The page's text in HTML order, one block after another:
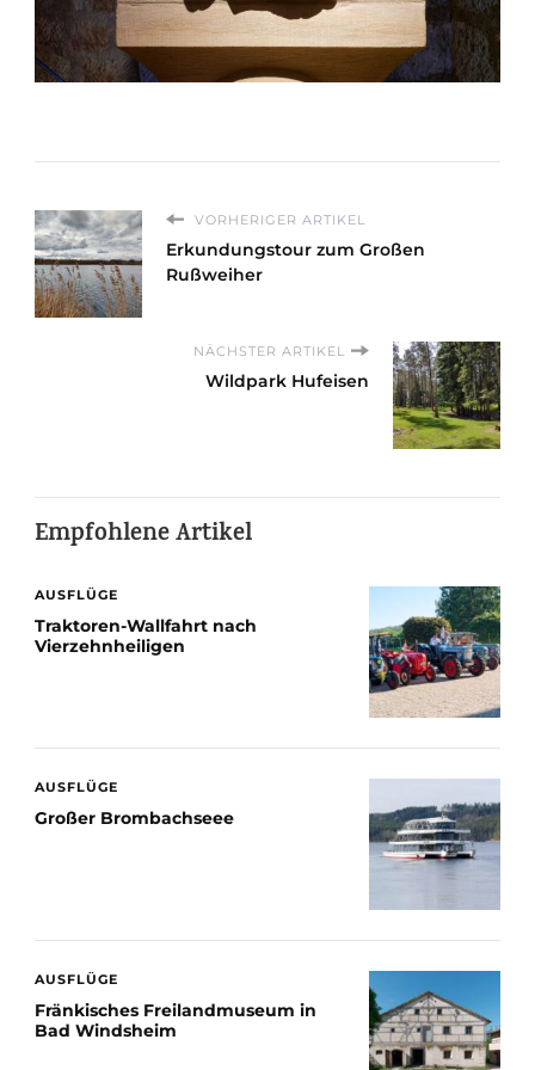
VORHERIGER ARTIKEL
Erkundungstour zum Großen
Rußweiher
NÄCHSTER ARTIKEL
Wildpark Hufeisen
Empfohlene Artikel
AUSFLÜGE
Traktoren-Wallfahrt nach
Vierzehnheiligen
AUSFLÜGE
Großer Brombachseee
AUSFLÜGE
Fränkisches Freilandmuseum in
Bad Windsheim